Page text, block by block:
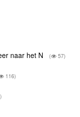
naar het N ( 57)
116)